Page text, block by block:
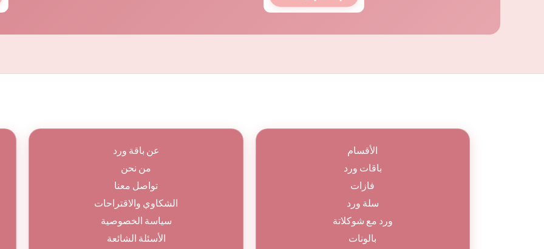
الأقسام
باقات ورد
فازات
سلة ورد
ورد مع شوكلاتة
بالونات
عن باقة ورد
من نحن
تواصل معنا
الشكاوي والاقتراحات
سياسة الخصوصية
الأسئلة الشائعة